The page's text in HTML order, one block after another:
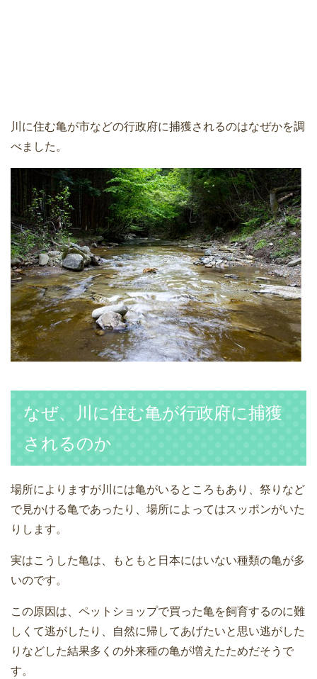
川に住む亀が市などの行政府に捕獲されるのはなぜかを調
べました。
なぜ、川に住む亀が行政府に捕獲
されるのか
場所によりますが川には亀がいるところもあり、祭りなど
で見かける亀であったり、場所によってはスッポンがいた
りします。
実はこうした亀は、もともと日本にはいない種類の亀が多
いのです。
この原因は、ペットショップで買った亀を飼育するのに難
しくて逃がしたり、自然に帰してあげたいと思い逃がした
りなどした結果多くの外来種の亀が増えたためだそうで
す。